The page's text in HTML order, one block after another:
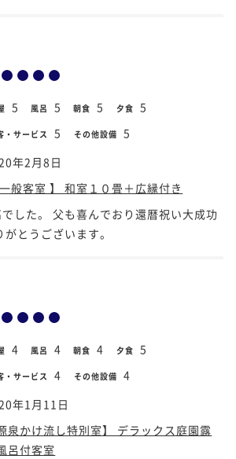
5 風呂 5 朝食 5 夕食 5
・サービス 5 その他設備 5
年2月8日
一般客室 】 和室１０畳＋広縁付き
した。 父も喜んでおり還暦祝い大成功
とうございます。
4 風呂 4 朝食 4 夕食 5
・サービス 4 その他設備 4
年1月11日
源泉かけ流し特別室】 デラックス庭園露
呂付客室